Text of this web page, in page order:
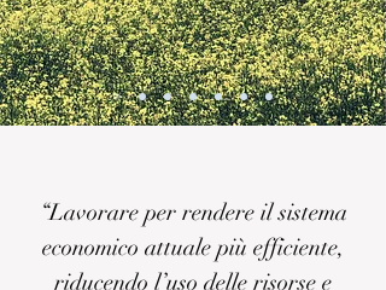
“Lavorare per rendere il sistema
economico attuale più efficiente,
riducendo l’uso delle risorse e